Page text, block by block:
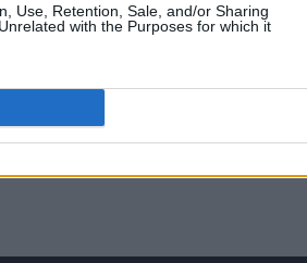
Use, Retention, Sale, and/or Sharing
with the Purposes for which it